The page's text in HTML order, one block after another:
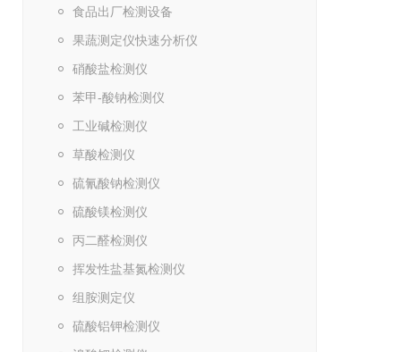
食品出厂检测设备
果蔬测定仪快速分析仪
硝酸盐检测仪
苯甲-酸钠检测仪
工业碱检测仪
草酸检测仪
硫氰酸钠检测仪
硫酸镁检测仪
丙二醛检测仪
挥发性盐基氮检测仪
组胺测定仪
硫酸铝钾检测仪